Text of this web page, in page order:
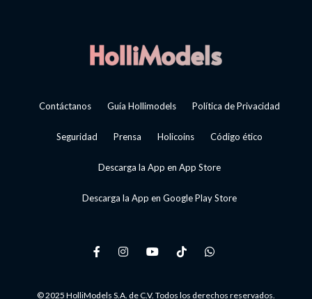
Contáctanos Guía Hollimodels Política de Privacidad
Seguridad Prensa Holicoins Código ético
Descarga la App en App Store
Descarga la App en Google Play Store
© 2025 HolliModels S.A. de C.V. Todos los derechos reservados.